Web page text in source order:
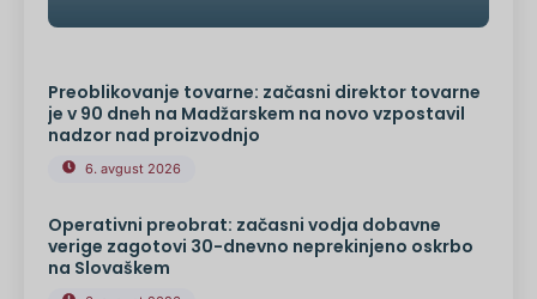
Preoblikovanje tovarne: začasni direktor tovarne
je v 90 dneh na Madžarskem na novo vzpostavil
nadzor nad proizvodnjo
6. avgust 2026
Operativni preobrat: začasni vodja dobavne
verige zagotovi 30-dnevno neprekinjeno oskrbo
na Slovaškem